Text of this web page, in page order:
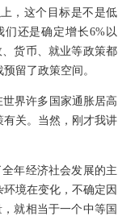
，这个目标是不是低
还是确定增长6%以
货币、就业等政策都
留了政策空间。
界许多国家通胀居高
关。当然，刚才我讲
年经济社会发展的主
境在变化，不确定因
就相当于一个中等国